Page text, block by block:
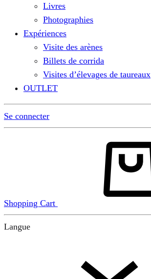
Livres
Photographies
Expériences
Visite des arènes
Billets de corrida
Visites d’élevages de taureaux
OUTLET
Se connecter
Shopping Cart
Langue